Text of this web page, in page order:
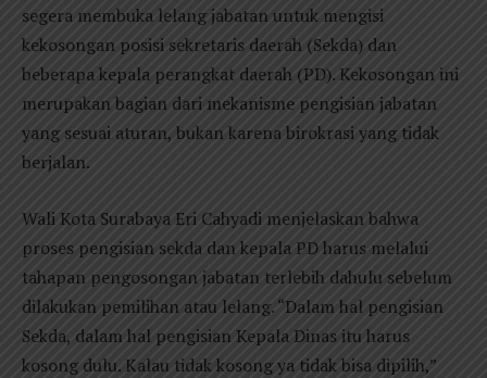
segera membuka lelang jabatan untuk mengisi
kekosongan posisi sekretaris daerah (Sekda) dan
beberapa kepala perangkat daerah (PD). Kekosongan ini
merupakan bagian dari mekanisme pengisian jabatan
yang sesuai aturan, bukan karena birokrasi yang tidak
berjalan.
Wali Kota Surabaya Eri Cahyadi menjelaskan bahwa
proses pengisian sekda dan kepala PD harus melalui
tahapan pengosongan jabatan terlebih dahulu sebelum
dilakukan pemilihan atau lelang. “Dalam hal pengisian
Sekda, dalam hal pengisian Kepala Dinas itu harus
kosong dulu. Kalau tidak kosong ya tidak bisa dipilih,”